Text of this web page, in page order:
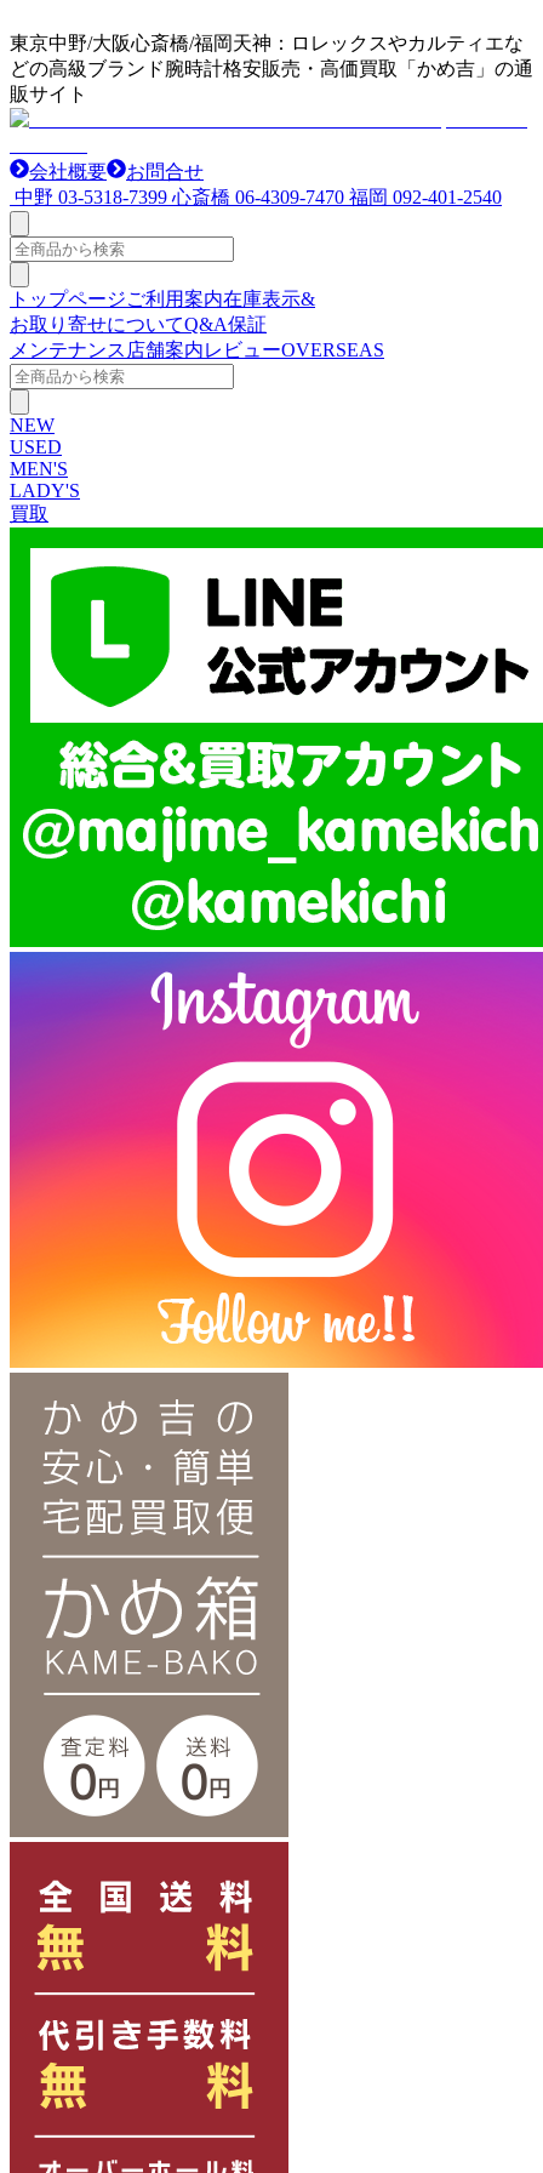
東京中野/大阪心斎橋/福岡天神：ロレックスやカルティエな
どの高級ブランド腕時計格安販売・高価買取「かめ吉」の通
販サイト
会社概要
お問合せ
中野 03-5318-7399 心斎橋 06-4309-7470 福岡 092-401-2540
トップページご利用案内在庫表示&
お取り寄せについてQ&A保証
メンテナンス 店舗案内レビューOVERSEAS
NEW
USED
MEN'S
LADY'S
買取